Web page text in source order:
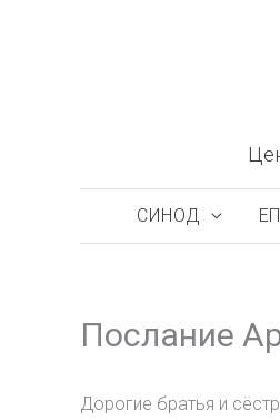
СИНОД
Послание
Дорогие братья и